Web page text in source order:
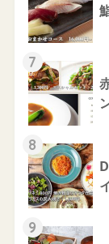
7
8
9